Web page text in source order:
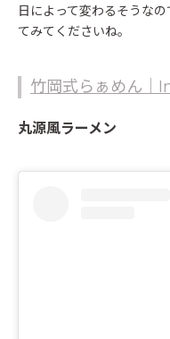
日によって変わるそうな
てみてくださいね。
竹岡式らぁめん｜
丸源風ラーメン